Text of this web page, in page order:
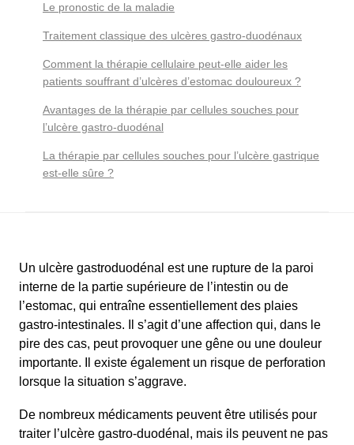
Un ulcère gastroduodénal est une rupture de la paroi
interne de la partie supérieure de l’intestin ou de
l’estomac, qui entraîne essentiellement des plaies
gastro-intestinales. Il s’agit d’une affection qui, dans le
pire des cas, peut provoquer une gêne ou une douleur
importante. Il existe également un risque de perforation
lorsque la situation s’aggrave.
De nombreux médicaments peuvent être utilisés pour
traiter l’ulcère gastro-duodénal, mais ils peuvent ne pas
Le pronostic de la maladie
Traitement classique des ulcères gastro-duodénaux
Comment la thérapie cellulaire peut-elle aider les
patients souffrant d’ulcères d’estomac douloureux ?
Avantages de la thérapie par cellules souches pour
l’ulcère gastro-duodénal
La thérapie par cellules souches pour l’ulcère gastrique
est-elle sûre ?